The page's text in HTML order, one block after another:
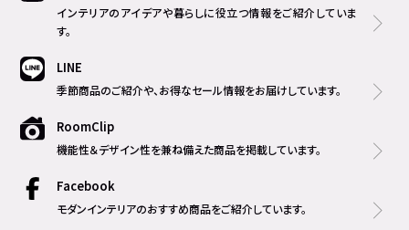
インテリアのアイデアや暮らしに役立つ情報をご紹介していま
す。
LINE
季節商品のご紹介や、お得なセール情報をお届けしています。
RoomClip
機能性＆デザイン性を兼ね備えた商品を掲載しています。
Facebook
モダンインテリアのおすすめ商品をご紹介しています。